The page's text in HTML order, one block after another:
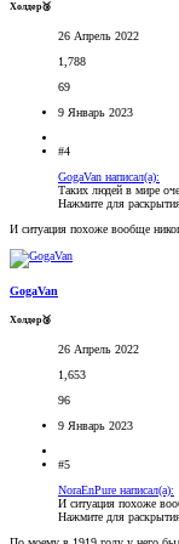
Холдер🥉
26 Апрель 2022
1,788
69
9 Январь 2023
#4
GogaVan написал(а):
Таких людей в мире
Нажмите для
И ситуация похоже вообще
GogaVan
Холдер🥉
26 Апрель 2022
1,653
96
9 Январь 2023
#5
NoraEnPure написал(а):
И ситуация похоже
Нажмите для